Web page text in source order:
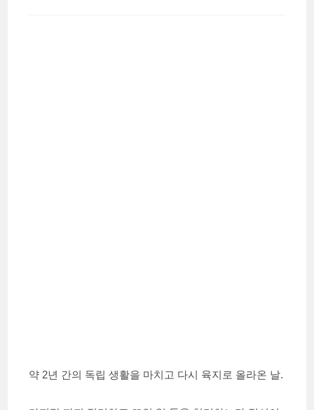
약 2년 간의 독립 생활을 마치고 다시 육지로 올라온 날.